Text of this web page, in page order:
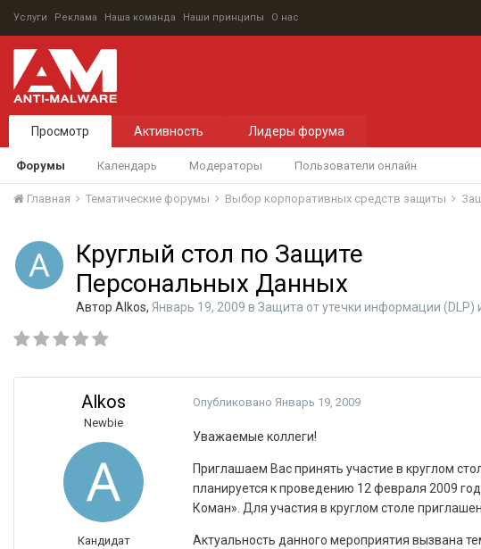
Услуги Реклама Наша команда Наши принципы О нас
Просмотр
Форумы Календарь Модераторы Пользователи онлайн
Активность Лидеры форума
Главная Тематические форумы Выбор корпоративных средств защиты
Круглый стол по Защите
Персональных Данных
Автор Alkos, Январь 19, 2009 в Защита от утечки информации
Alkos
Newbie
Кандидат
Опубликовано Январь 19, 2009
Уважаемые коллеги!
Приглашаем Вас принять участие в круглом
планируется к проведению 12 февраля 2009
Коман». Для участия в круглом столе
Актуальность данного мероприятия вызвана